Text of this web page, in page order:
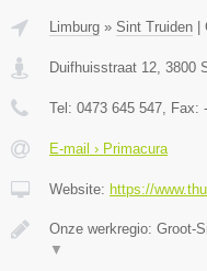
Limburg » Sint Truiden |
Duifhuisstraat 12 3800
Tel: 0473 645 547 , Fax: -
E-mail › Primacura
Website: https://
Onze werkregio: Groot-
▼